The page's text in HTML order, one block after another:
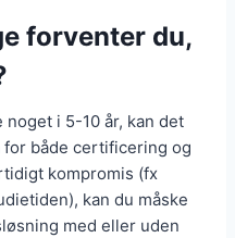
forventer du,
i 5-10 år, kan det
både certificering og
kompromis (fx
kan du måske
med eller uden